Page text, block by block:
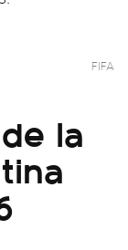
FIFA
la